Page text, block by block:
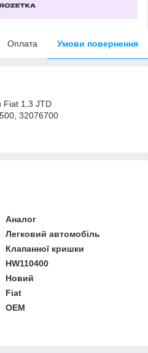
Оплата Умови повернення
Fiat 1,3 JTD
32076700
Аналог
Легковий автомобіль
Клапанної кришки
HW110400
Новий
Fiat
OEM